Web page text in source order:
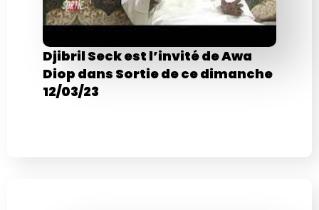
Djibril Seck est l’invité de Awa
Diop dans Sortie de ce dimanche
12/03/23